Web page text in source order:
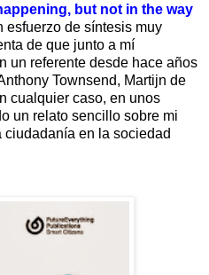
but not in the way
esfuerzo de síntesis muy
de que junto a mí
un referente desde hace años
Townsend, Martijn de
cualquier caso, en unos
un relato sencillo sobre mi
en la sociedad